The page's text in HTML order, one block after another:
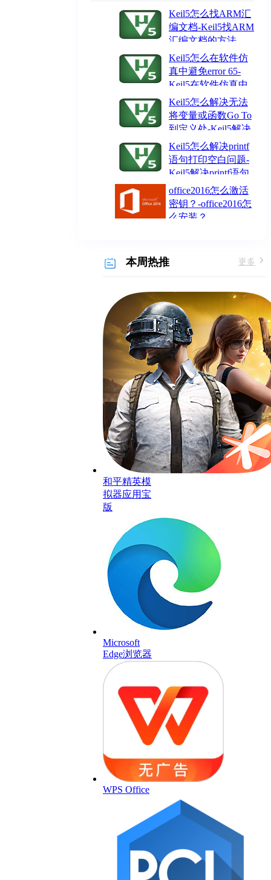
Keil5怎么找ARM汇
编文档-Keil5找ARM
汇编文档的方法
Keil5怎么在软件仿
真中避免error 65-
Keil5在软件仿真中
避免error 65的方法Keil5怎么解决无法
将变量或函数Go To
到定义处-Keil5解决
无法将变量或函数Go To到定义
处的方法
Keil5怎么解决printf
语句打印空白问题-
Keil5解决printf语句
打印空白问题的方法office2016怎么激活
密钥？-office2016怎
么安装？
本周热推 更多
和平精英模
拟器应用宝
版
Microsoft
Edge浏览器
WPS Office